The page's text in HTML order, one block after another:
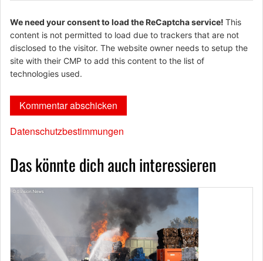
We need your consent to load the ReCaptcha service! This
content is not permitted to load due to trackers that are not
disclosed to the visitor. The website owner needs to setup the
site with their CMP to add this content to the list of
technologies used.
Datenschutzbestimmungen
Das könnte dich auch interessieren